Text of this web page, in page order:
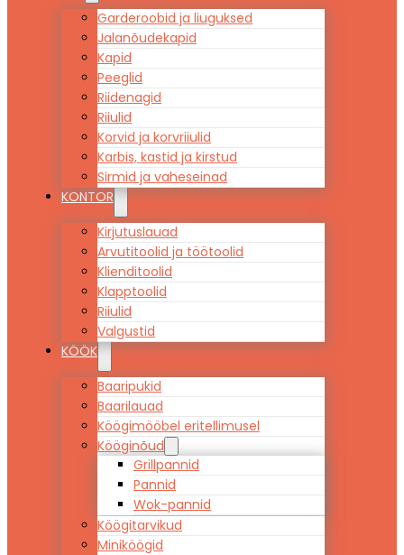
Garderoobid ja liuguksed
Jalanõudekapid
Kapid
Peeglid
Riidenagid
Riiulid
Korvid ja korvriiulid
Karbis, kastid ja kirstud
Sirmid ja vaheseinad
KONTOR
Kirjutuslauad
Arvutitoolid ja töötoolid
Klienditoolid
Klapptoolid
Riiulid
Valgustid
KÖÖK
Baaripukid
Baarilauad
Köögimööbel eritellimusel
Kööginõud
Grillpannid
Pannid
Wok-pannid
Köögitarvikud
Miniköögid